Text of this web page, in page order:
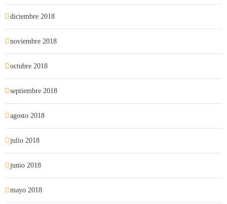
diciembre 2018
noviembre 2018
octubre 2018
septiembre 2018
agosto 2018
julio 2018
junio 2018
mayo 2018